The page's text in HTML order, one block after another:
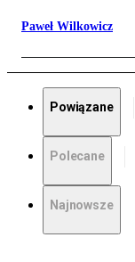
Paweł Wilkowicz
Powiązane
Polecane
Najnowsze